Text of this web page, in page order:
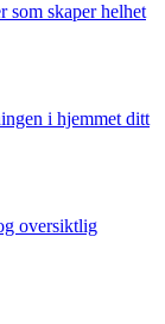
som skaper helhet
i hjemmet ditt
oversiktlig